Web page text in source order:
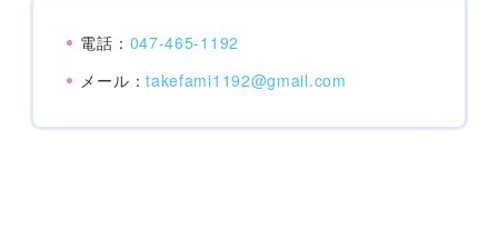
電話： 047-465-1192
メール：takefami1192@gmail.com